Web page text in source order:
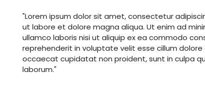
"Lorem ipsum dolor sit amet, consectetur
ut labore et dolore magna aliqua. Ut enim ad
ullamco laboris nisi ut aliquip ex ea commodo
reprehenderit in voluptate velit esse cillum
occaecat cupidatat non proident, sunt in culpa
laborum."